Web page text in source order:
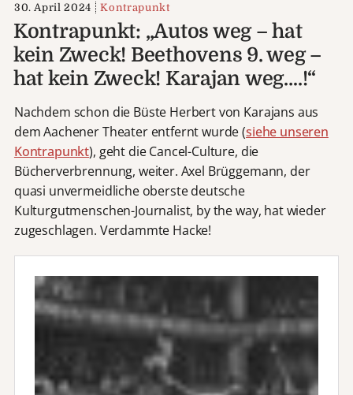
30. April 2024 Kontrapunkt
Kontrapunkt: „Autos weg – hat
kein Zweck! Beethovens 9. weg –
hat kein Zweck! Karajan weg….!“
Nachdem schon die Büste Herbert von Karajans aus
dem Aachener Theater entfernt wurde (siehe unseren
Kontrapunkt), geht die Cancel-Culture, die
Bücherverbrennung, weiter. Axel Brüggemann, der
quasi unvermeidliche oberste deutsche
Kulturgutmenschen-Journalist, by the way, hat wieder
zugeschlagen. Verdammte Hacke!